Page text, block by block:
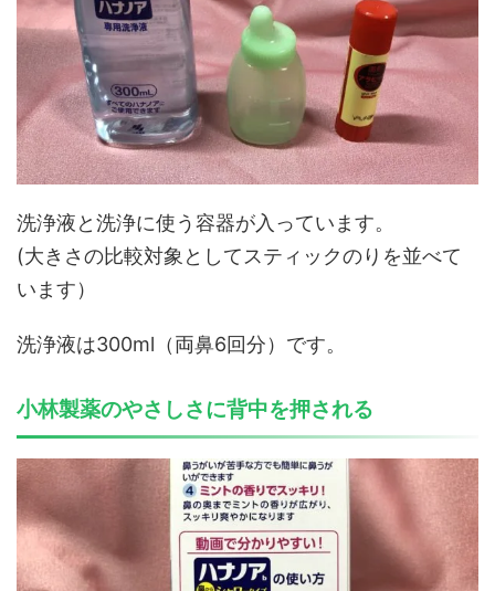
洗浄液と洗浄に使う容器が入っています。
(大きさの比較対象としてスティックのりを並べて
います）
洗浄液は300ml（両鼻6回分）です。
小林製薬のやさしさに背中を押される